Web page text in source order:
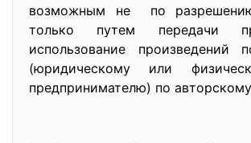
возможным не по
только путем
использование произведений
(юридическому или
предпринимателю) по